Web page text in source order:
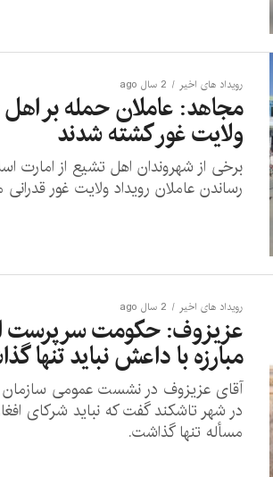
رویداد های اخیر 2 سال ago
مجاهد: عاملان حمله بر
ولایت غور کشته شدند
برخی از شهروندان اهل تشیع از امارت
رساندن عاملان رویداد ولایت غور
رویداد های اخیر 2 سال ago
عزیزوف: حکومت سرپرست
مبارزه با داعش نباید تنها
آقای عزیزوف در نشست عمومی
در شهر تاشکند گفت که نباید شرکای
مسأله تنها گذاشت.